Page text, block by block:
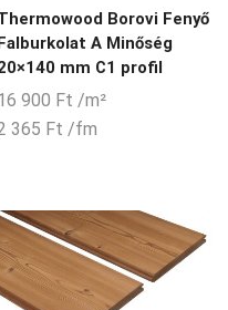
Borovi Fenyő
A Minőség
mm C1 profil
900 Ft /m²
365 Ft /fm